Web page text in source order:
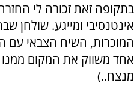
בתקופה זאת זכורה לי
אינטנסיבי ומייגע. שולחן
המוכרות, השיח הצבאי עם
אחד משווק את המקום
מנצח..)